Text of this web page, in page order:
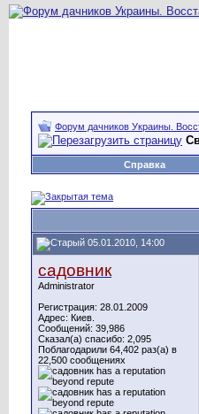
Форум дачников Украины.
Справка
05.01.2010, 14:00
садовник
Administrator
Регистрация: 28.01.2009
Адрес: Киев.
Сообщений: 39,986
Сказал(а) спасибо: 2,095
Поблагодарили 64,402 раз(а) в
22,500 сообщениях